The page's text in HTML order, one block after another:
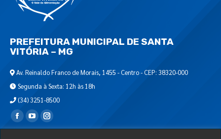
PREFEITURA MUNICIPAL DE SANTA
VITÓRIA – MG
Av. Reinaldo Franco de Morais, 1455 - Centro - CEP: 38320-000
Segunda à Sexta: 12h às 18h
(34) 3251-8500
Encontre-nos em: